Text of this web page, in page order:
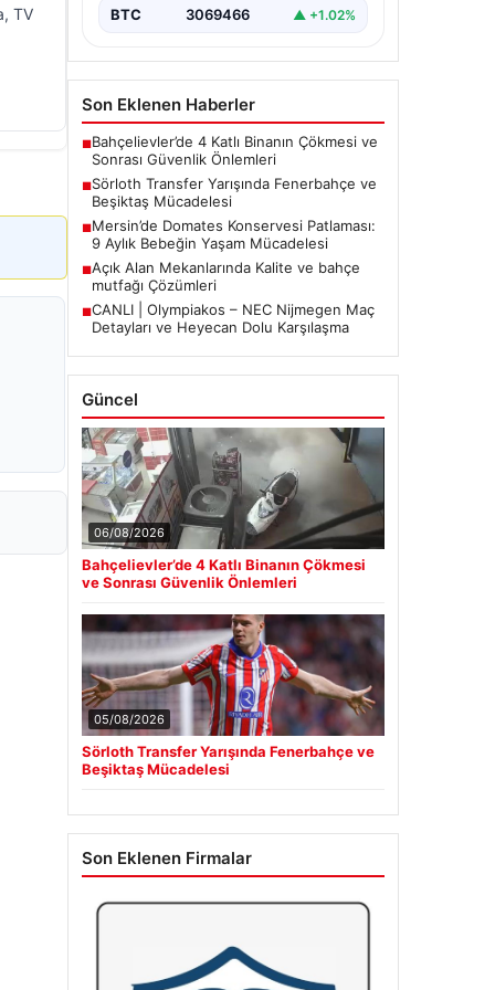
TV
BTC 3069466 ▲ +1.02%
Son Eklenen Haberler
■Bahçelievler’de 4 Katlı Binanın Çökmesi ve
Sonrası Güvenlik Önlemleri
■Sörloth Transfer Yarışında Fenerbahçe ve
Beşiktaş Mücadelesi
■Mersin’de Domates Konservesi Patlaması:
9 Aylık Bebeğin Yaşam Mücadelesi
■Açık Alan Mekanlarında Kalite ve bahçe
mutfağı Çözümleri
■CANLI | Olympiakos – NEC Nijmegen Maç
Detayları ve Heyecan Dolu Karşılaşma
Güncel
06/08/2026
Bahçelievler’de 4 Katlı Binanın Çökmesi
ve Sonrası Güvenlik Önlemleri
05/08/2026
Sörloth Transfer Yarışında Fenerbahçe ve
Beşiktaş Mücadelesi
Son Eklenen Firmalar